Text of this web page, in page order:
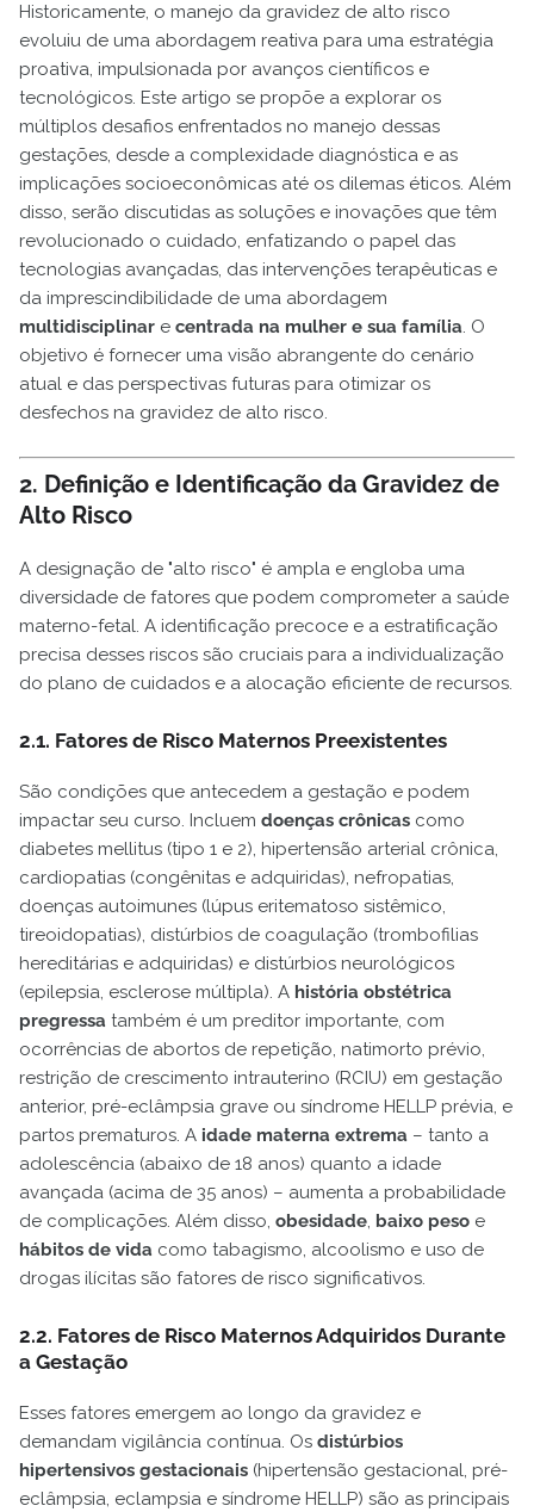
Historicamente, o manejo da gravidez de alto risco
evoluiu de uma abordagem reativa para uma estratégia
proativa, impulsionada por avanços científicos e
tecnológicos. Este artigo se propõe a explorar os
múltiplos desafios enfrentados no manejo dessas
gestações, desde a complexidade diagnóstica e as
implicações socioeconômicas até os dilemas éticos. Além
disso, serão discutidas as soluções e inovações que têm
revolucionado o cuidado, enfatizando o papel das
tecnologias avançadas, das intervenções terapêuticas e
da imprescindibilidade de uma abordagem
multidisciplinar e centrada na mulher e sua família. O
objetivo é fornecer uma visão abrangente do cenário
atual e das perspectivas futuras para otimizar os
desfechos na gravidez de alto risco.
2. Definição e Identificação da Gravidez de
Alto Risco
A designação de "alto risco" é ampla e engloba uma
diversidade de fatores que podem comprometer a saúde
materno-fetal. A identificação precoce e a estratificação
precisa desses riscos são cruciais para a individualização
do plano de cuidados e a alocação eficiente de recursos.
2.1. Fatores de Risco Maternos Preexistentes
São condições que antecedem a gestação e podem
impactar seu curso. Incluem doenças crônicas como
diabetes mellitus (tipo 1 e 2), hipertensão arterial crônica,
cardiopatias (congênitas e adquiridas), nefropatias,
doenças autoimunes (lúpus eritematoso sistêmico,
tireoidopatias), distúrbios de coagulação (trombofilias
hereditárias e adquiridas) e distúrbios neurológicos
(epilepsia, esclerose múltipla). A história obstétrica
pregressa também é um preditor importante, com
ocorrências de abortos de repetição, natimorto prévio,
restrição de crescimento intrauterino (RCIU) em gestação
anterior, pré-eclâmpsia grave ou síndrome HELLP prévia, e
partos prematuros. A idade materna extrema – tanto a
adolescência (abaixo de 18 anos) quanto a idade
avançada (acima de 35 anos) – aumenta a probabilidade
de complicações. Além disso, obesidade baixo peso e
hábitos de vida como tabagismo, alcoolismo e uso de
drogas ilícitas são fatores de risco significativos.
2.2. Fatores de Risco Maternos Adquiridos Durante
a Gestação
Esses fatores emergem ao longo da gravidez e
demandam vigilância contínua. Os distúrbios
hipertensivos gestacionais (hipertensão gestacional, pré-
eclâmpsia, eclampsia e síndrome HELLP) são as principais